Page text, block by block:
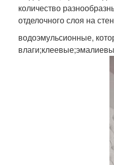
количество
отделочного слоя на
водоэмульсионные,